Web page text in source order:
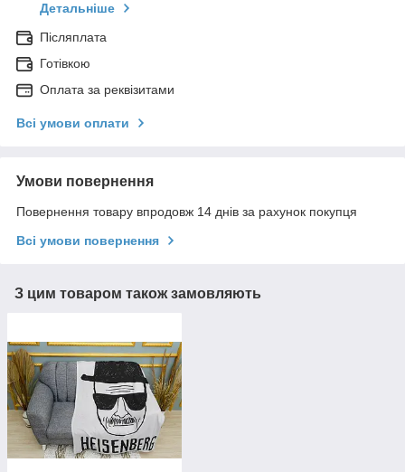
Детальніше
Післяплата
Готівкою
Оплата за реквізитами
Всі умови оплати
Умови повернення
Повернення товару впродовж 14 днів за рахунок покупця
Всі умови повернення
З цим товаром також замовляють